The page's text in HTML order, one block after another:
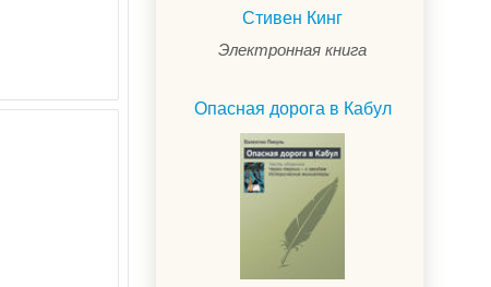
Стивен Кинг
Электронная книга
Опасная дорога в Кабул